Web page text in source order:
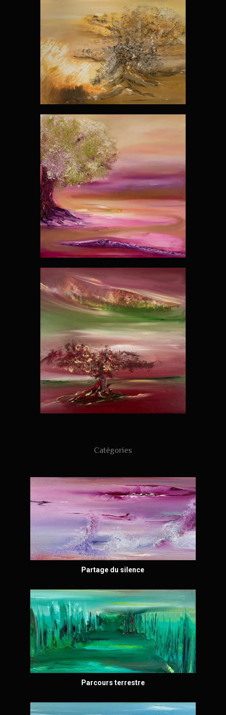
Catégories
Partage du silence
Parcours terrestre